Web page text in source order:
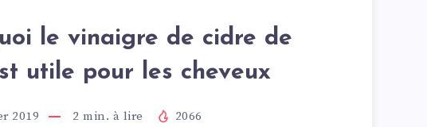
le vinaigre de cidre de
utile pour les cheveux
2019 2 min. à lire 2066